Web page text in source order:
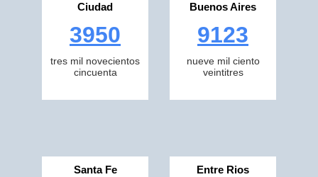
Ciudad
3950
tres mil novecientos
cincuenta
Buenos Aires
9123
nueve mil ciento
veintitres
Santa Fe Entre Rios